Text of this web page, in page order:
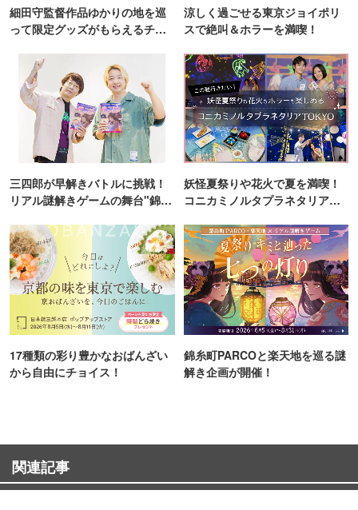
細田守監督作品ゆかりの地を巡
って限定グッズがもらえるチャ
涼しく過ごせる東京ジョイポリ
スで絶叫＆ホラーを満喫！
三四郎が早解きバトルに挑戦！
リアル謎解きゲームの舞台"錦糸
妖怪夏祭りや花火で夏を満喫！
コニカミノルタプラネタリア
17種類の彩り豊かなおばんざい
から自由にチョイス！
錦糸町PARCOと楽天地を巡る謎
解き企画が開催！
関連記事